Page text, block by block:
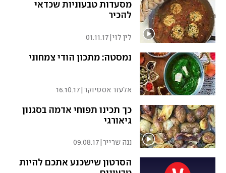
מסעדות טבעוניות שכדאי
להכיר
לין לוי|
01.11.17
נמסטה: מתכון הודי צמחוני
אלעזר אסטיוקר|
16.10.17
כך תכינו תפוחי אדמה בסגנון
גיאורגי
ננה שרייר|
09.08.17
הסרטון שישכנע אתכם להיות